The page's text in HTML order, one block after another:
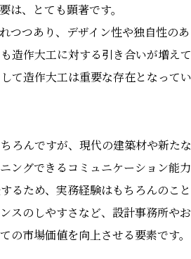
は、とても顕著です。
つあり、デザイン性や独自性の
造作大工に対する引き合いが増え
て造作大工は重要な存在となってい
んですが、現代の建築材や新た
ングできるコミュニケーション能力
るため、実務経験はもちろんのこ
スのしやすさなど、設計事務所や
の市場価値を向上させる要素です。